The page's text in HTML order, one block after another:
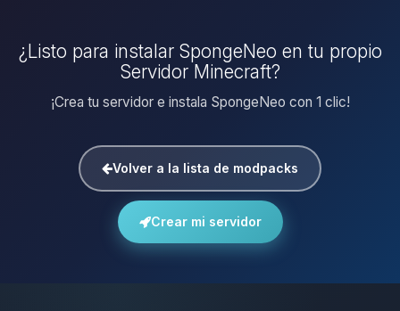
¿Listo para instalar SpongeNeo en tu propio
Servidor Minecraft?
¡Crea tu servidor e instala SpongeNeo con 1 clic!
Volver a la lista de modpacks
Crear mi servidor